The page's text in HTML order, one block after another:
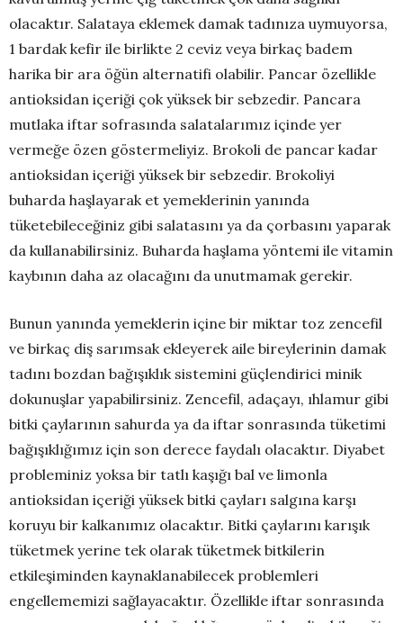
olacaktır. Salataya eklemek damak tadınıza uymuyorsa,
1 bardak kefir ile birlikte 2 ceviz veya birkaç badem
harika bir ara öğün alternatifi olabilir. Pancar özellikle
antioksidan içeriği çok yüksek bir sebzedir. Pancara
mutlaka iftar sofrasında salatalarımız içinde yer
vermeğe özen göstermeliyiz. Brokoli de pancar kadar
antioksidan içeriği yüksek bir sebzedir. Brokoliyi
buharda haşlayarak et yemeklerinin yanında
tüketebileceğiniz gibi salatasını ya da çorbasını yaparak
da kullanabilirsiniz. Buharda haşlama yöntemi ile vitamin
kaybının daha az olacağını da unutmamak gerekir.
Bunun yanında yemeklerin içine bir miktar toz zencefil
ve birkaç diş sarımsak ekleyerek aile bireylerinin damak
tadını bozdan bağışıklık sistemini güçlendirici minik
dokunuşlar yapabilirsiniz. Zencefil, adaçayı, ıhlamur gibi
bitki çaylarının sahurda ya da iftar sonrasında tüketimi
bağışıklığımız için son derece faydalı olacaktır. Diyabet
probleminiz yoksa bir tatlı kaşığı bal ve limonla
antioksidan içeriği yüksek bitki çayları salgına karşı
koruyu bir kalkanımız olacaktır. Bitki çaylarını karışık
tüketmek yerine tek olarak tüketmek bitkilerin
etkileşiminden kaynaklanabilecek problemleri
engellememizi sağlayacaktır. Özellikle iftar sonrasında